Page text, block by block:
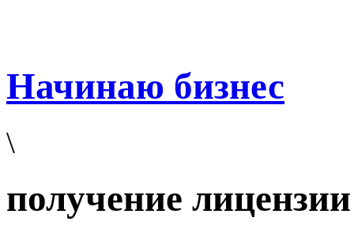
Начинаю бизнес
\
получение лицензии